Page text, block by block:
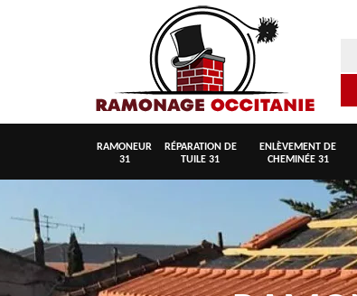
RAMONEUR
31
RÉPARATION DE
TUILE 31
ENLÈVEMENT DE
CHEMINÉE 31